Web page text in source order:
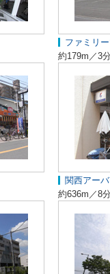
ファミリ
約179m／3分
関西アー
約636m／8分